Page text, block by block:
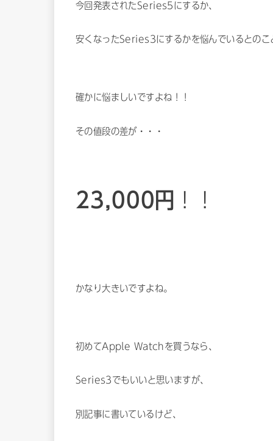
今回発表されたSeries5にするか、
安くなったSeries3にするかを悩んでいるとのこ
確かに悩ましいですよね！！
その値段の差が・・・
23,000円 ！！
かなり大きいですよね。
初めてApple Watchを買うなら、
Series3でもいいと思いますが、
別記事に書いているけど、